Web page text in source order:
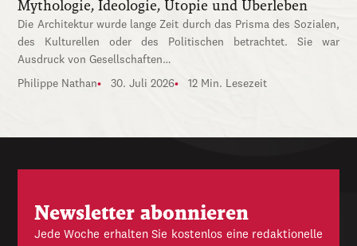
Mythologie, Ideologie, Utopie und Überleben
Die Architektur wurde lange Zeit durch das Prisma des Sozialen,
des Kulturellen oder des Politischen betrachtet. Sie war
Ausdruck von Gesellschaften…
Philippe Nathan 30. Juli 2026 12 Min. Lesezeit
Newsletter abonnieren
Jede Woche erhalten Sie kostenlos eine redaktionelle